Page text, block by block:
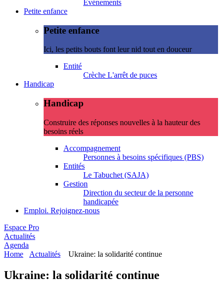
Evénements
Petite enfance
Petite enfance
Ici, les petits bouts font leur nid tout en douceur
Entité
Crèche L'arrêt de puces
Handicap
Handicap
Construire des réponses nouvelles à la hauteur des
besoins réels
Accompagnement
Personnes à besoins spécifiques (PBS)
Entités
Le Tabuchet (SAJA)
Gestion
Direction du secteur de la personne
handicapée
Emploi. Rejoignez-nous
Espace Pro
Actualités
Agenda
Home
Actualités Ukraine: la solidarité continue
Ukraine: la solidarité continue